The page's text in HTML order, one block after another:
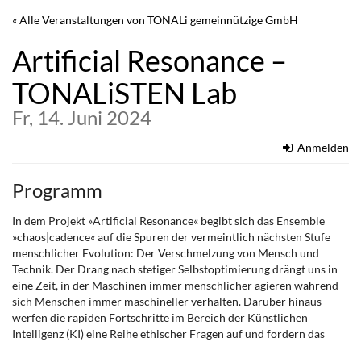
Zum
springen
« Alle Veranstaltungen von TONALi gemeinnützige GmbH
Artificial Resonance –
TONALiSTEN Lab
Fr, 14. Juni 2024
Anmelden
Programm
In dem Projekt »Artificial Resonance« begibt sich das Ensemble
»chaos|cadence« auf die Spuren der vermeintlich nächsten Stufe
menschlicher Evolution: Der Verschmelzung von Mensch und
Technik. Der Drang nach stetiger Selbstoptimierung drängt uns in
eine Zeit, in der Maschinen immer menschlicher agieren während
sich Menschen immer maschineller verhalten. Darüber hinaus
werfen die rapiden Fortschritte im Bereich der Künstlichen
Intelligenz (KI) eine Reihe ethischer Fragen auf und fordern das